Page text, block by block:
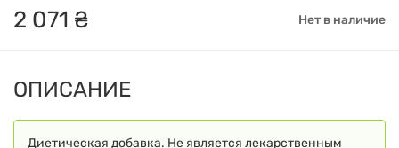
2 071 ₴ Нет в наличие
ОПИСАНИЕ
Диетическая добавка. Не является лекарственным